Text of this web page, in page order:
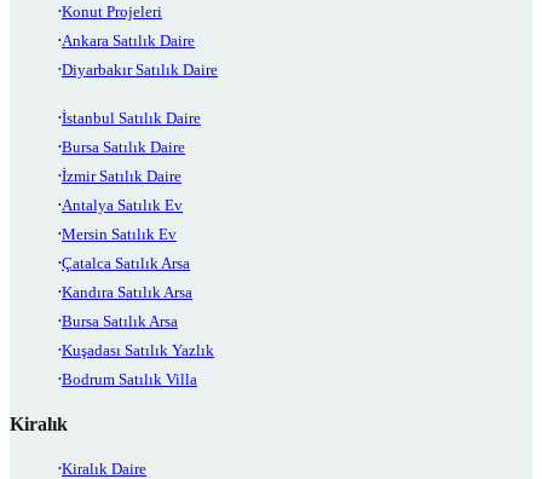
Konut Projeleri
Ankara Satılık Daire
Diyarbakır Satılık Daire
İstanbul Satılık Daire
Bursa Satılık Daire
İzmir Satılık Daire
Antalya Satılık Ev
Mersin Satılık Ev
Çatalca Satılık Arsa
Kandıra Satılık Arsa
Bursa Satılık Arsa
Kuşadası Satılık Yazlık
Bodrum Satılık Villa
Kiralık
Kiralık Daire